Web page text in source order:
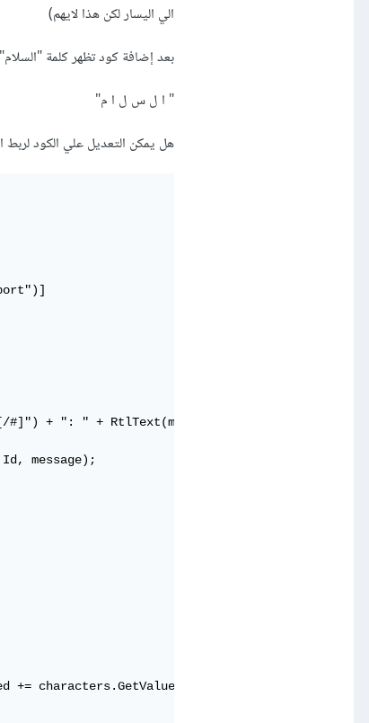
الي اليسار لكن هذا لايهم)
بعد إضافة كود تظهر كلمة
" ا ل س ل ا م"
هل يمكن التعديل علي الكود لربط
+ ": " + RtlText(message);
message);
+= characters.GetValue(i);